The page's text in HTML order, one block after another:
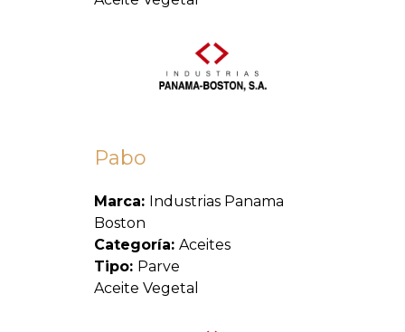
Pabo
Marca: Industrias Panama
Boston
Categoría: Aceites
Tipo: Parve
Aceite Vegetal